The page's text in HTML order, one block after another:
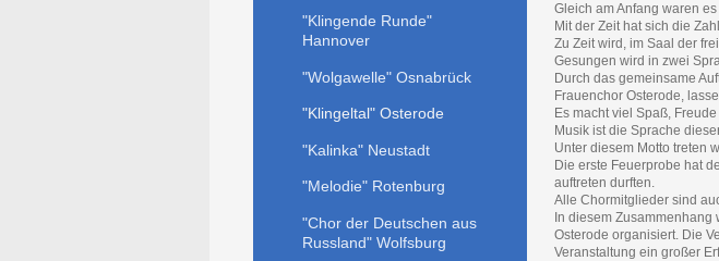
Gleich am Anfang waren
Mit der Zeit hat sich die
Zu Zeit wird, im Saal der
Gesungen wird in zwei
Durch das gemeinsame
Frauenchor Osterode,
Es macht viel Spaß,
Musik ist die Sprache
Unter diesem Motto treten
Die erste Feuerprobe hat
auftreten durften.
Alle Chormitglieder sind
In diesem Zusammenhang
Osterode organisiert. Die
Veranstaltung ein großer
"Klingende Runde"
Hannover
"Wolgawelle" Osnabrück
"Klingeltal" Osterode
"Kalinka" Neustadt
"Melodie" Rotenburg
"Chor der Deutschen aus
Russland" Wolfsburg